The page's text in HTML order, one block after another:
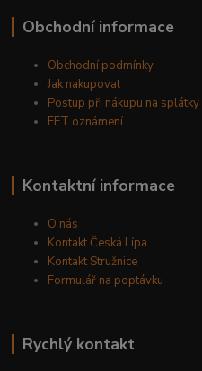
Obchodní informace
Obchodní podmínky
Jak nakupovat
Postup při nákupu na splátky
EET oznámení
Kontaktní informace
O nás
Kontakt Česká Lípa
Kontakt Stružnice
Formulář na poptávku
Rychlý kontakt